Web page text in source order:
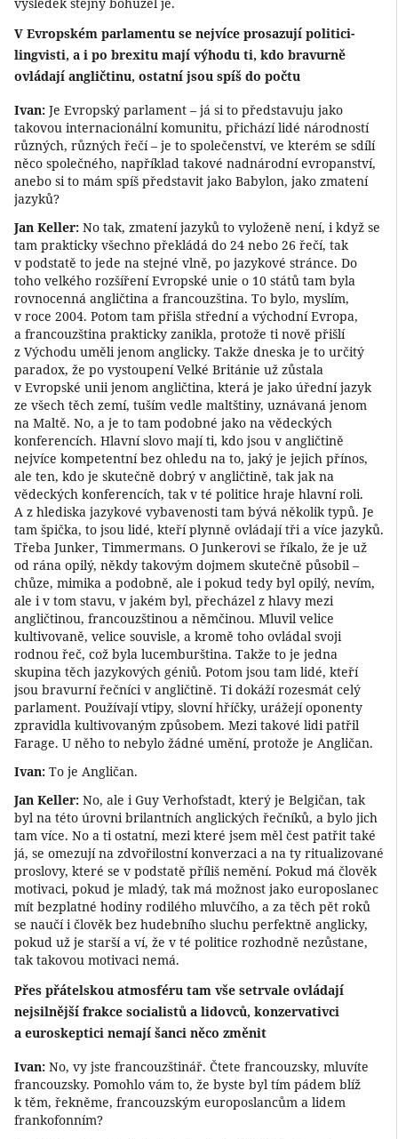
výsledek stejný bohužel je.
V Evropském parlamentu se nejvíce prosazují politici-
lingvisti, a i po brexitu mají výhodu ti, kdo bravurně
ovládají angličtinu, ostatní jsou spíš do počtu
Ivan: Je Evropský parlament – já si to představuju jako
takovou internacionální komunitu, přichází lidé národností
různých, různých řečí – je to společenství, ve kterém se sdílí
něco společného, například takové nadnárodní evropanství,
anebo si to mám spíš představit jako Babylon, jako zmatení
jazyků?
Jan Keller: No tak, zmatení jazyků to vyloženě není, i když se
tam prakticky všechno překládá do 24 nebo 26 řečí, tak
v podstatě to jede na stejné vlně, po jazykové stránce. Do
toho velkého rozšíření Evropské unie o 10 států tam byla
rovnocenná angličtina a francouzština. To bylo, myslím,
v roce 2004. Potom tam přišla střední a východní Evropa,
a francouzština prakticky zanikla, protože ti nově přišlí
z Východu uměli jenom anglicky. Takže dneska je to určitý
paradox, že po vystoupení Velké Británie už zůstala
v Evropské unii jenom angličtina, která je jako úřední jazyk
ze všech těch zemí, tuším vedle maltštiny, uznávaná jenom
na Maltě. No, a je to tam podobné jako na vědeckých
konferencích. Hlavní slovo mají ti, kdo jsou v angličtině
nejvíce kompetentní bez ohledu na to, jaký je jejich přínos,
ale ten, kdo je skutečně dobrý v angličtině, tak jak na
vědeckých konferencích, tak v té politice hraje hlavní roli.
A z hlediska jazykové vybavenosti tam bývá několik typů. Je
tam špička, to jsou lidé, kteří plynně ovládají tři a více jazyků.
Třeba Junker, Timmermans. O Junkerovi se říkalo, že je už
od rána opilý, někdy takovým dojmem skutečně působil –
chůze, mimika a podobně, ale i pokud tedy byl opilý, nevím,
ale i v tom stavu, v jakém byl, přecházel z hlavy mezi
angličtinou, francouzštinou a němčinou. Mluvil velice
kultivovaně, velice souvisle, a kromě toho ovládal svoji
rodnou řeč, což byla lucemburština. Takže to je jedna
skupina těch jazykových géniů. Potom jsou tam lidé, kteří
jsou bravurní řečníci v angličtině. Ti dokáží rozesmát celý
parlament. Používají vtipy, slovní hříčky, urážejí oponenty
zpravidla kultivovaným způsobem. Mezi takové lidi patřil
Farage. U něho to nebylo žádné umění, protože je Angličan.
Ivan: To je Angličan.
Jan Keller: No, ale i Guy Verhofstadt, který je Belgičan, tak
byl na této úrovni brilantních anglických řečníků, a bylo jich
tam více. No a ti ostatní, mezi které jsem měl čest patřit také
já, se omezují na zdvořilostní konverzaci a na ty ritualizované
proslovy, které se v podstatě příliš nemění. Pokud má člověk
motivaci, pokud je mladý, tak má možnost jako europoslanec
mít bezplatné hodiny rodilého mluvčího, a za těch pět roků
se naučí i člověk bez hudebního sluchu perfektně anglicky,
pokud už je starší a ví, že v té politice rozhodně nezůstane,
tak takovou motivaci nemá.
Přes přátelskou atmosféru tam vše setrvale ovládají
nejsilnější frakce socialistů a lidovců, konzervativci
a euroskeptici nemají šanci něco změnit
Ivan: No, vy jste francouzštinář. Čtete francouzsky, mluvíte
francouzsky. Pomohlo vám to, že byste byl tím pádem blíž
k těm, řekněme, francouzským europoslancům a lidem
frankofonním?